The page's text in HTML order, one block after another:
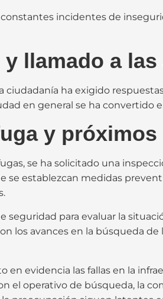
incidentes de
llamado a
ha exigido
en general se ha convertido
y próximos
se ha solicitado una
establezcan medidas
para evaluar la
los avances en la búsqueda
en evidencia las fallas en la
el operativo de búsqueda, la